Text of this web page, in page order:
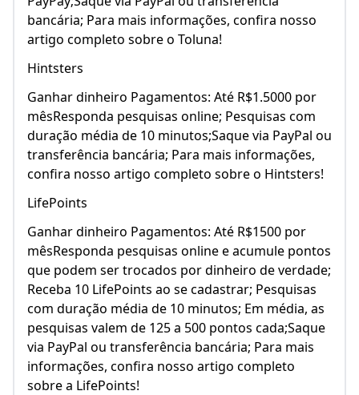
bancária; Para mais informações, confira nosso
artigo completo sobre o Toluna!
Hintsters
Ganhar dinheiro Pagamentos: Até R$1.5000 por
mêsResponda pesquisas online; Pesquisas com
duração média de 10 minutos;Saque via PayPal ou
transferência bancária; Para mais informações,
confira nosso artigo completo sobre o Hintsters!
LifePoints
Ganhar dinheiro Pagamentos: Até R$1500 por
mêsResponda pesquisas online e acumule pontos
que podem ser trocados por dinheiro de verdade;
Receba 10 LifePoints ao se cadastrar; Pesquisas
com duração média de 10 minutos; Em média, as
pesquisas valem de 125 a 500 pontos cada;Saque
via PayPal ou transferência bancária; Para mais
informações, confira nosso artigo completo
sobre a LifePoints!